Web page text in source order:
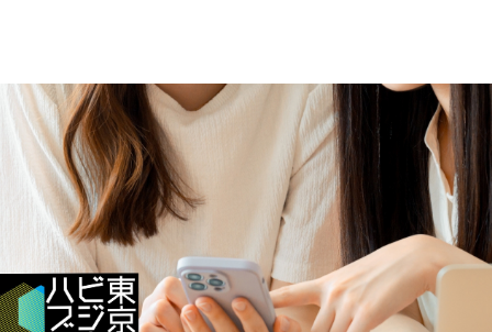
お知らせ
イベント・グッズ
YouTube
会社情報